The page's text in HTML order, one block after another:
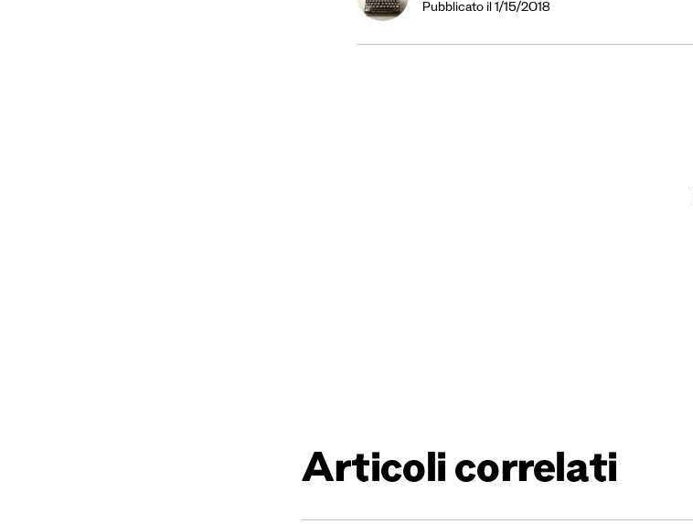
Pubblicato il 1/15/2018
Articoli correlati